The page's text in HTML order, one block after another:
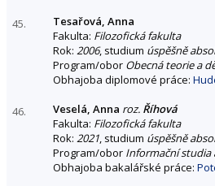
45.
Tesařová, Anna
Fakulta: Filozofická fakulta
Rok: 2006, studium úspěšně
Program/obor Obecná teorie a
Obhajoba diplomové práce:
46. Veselá, Anna roz. Říhová
Fakulta: Filozofická fakulta
Rok: 2021, studium úspěšně
Program/obor Informační studia
Obhajoba bakalářské práce: